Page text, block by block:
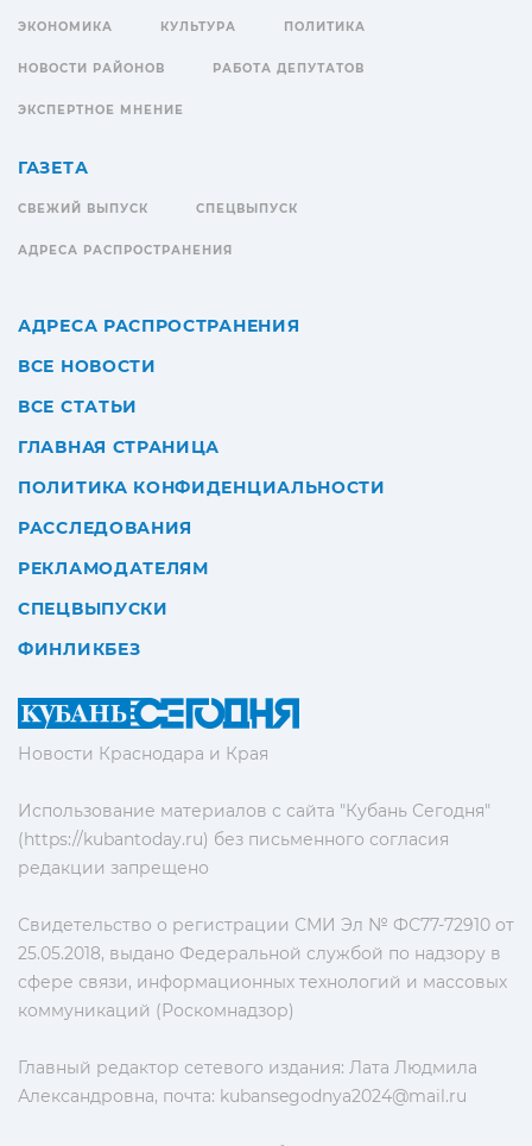
Новости Краснодара и Края
Использование материалов с сайта "Кубань Сегодня"
(https://kubantoday.ru) без письменного согласия
редакции запрещено
Свидетельство о регистрации СМИ Эл № ФС77-72910 от
25.05.2018, выдано Федеральной службой по надзору в
сфере связи, информационных технологий и массовых
коммуникаций (Роскомнадзор)
Главный редактор сетевого издания: Лата Людмила
Александровна, почта: kubansegodnya2024@mail.ru
ЭКОНОМИКА КУЛЬТУРА ПОЛИТИКА
НОВОСТИ РАЙОНОВ РАБОТА ДЕПУТАТОВ
ЭКСПЕРТНОЕ МНЕНИЕ
ГАЗЕТА
СВЕЖИЙ ВЫПУСК СПЕЦВЫПУСК
АДРЕСА РАСПРОСТРАНЕНИЯ
АДРЕСА РАСПРОСТРАНЕНИЯ
ВСЕ НОВОСТИ
ВСЕ СТАТЬИ
ГЛАВНАЯ СТРАНИЦА
ПОЛИТИКА КОНФИДЕНЦИАЛЬНОСТИ
РАССЛЕДОВАНИЯ
РЕКЛАМОДАТЕЛЯМ
СПЕЦВЫПУСКИ
ФИНЛИКБЕЗ